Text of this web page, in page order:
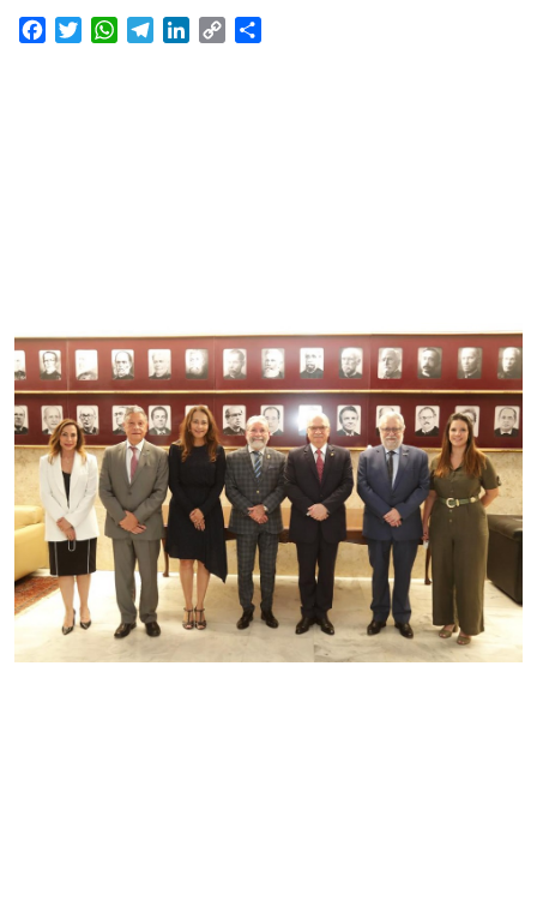
FacebookTwitterWhatsAppTelegramLinkedIn
Copy